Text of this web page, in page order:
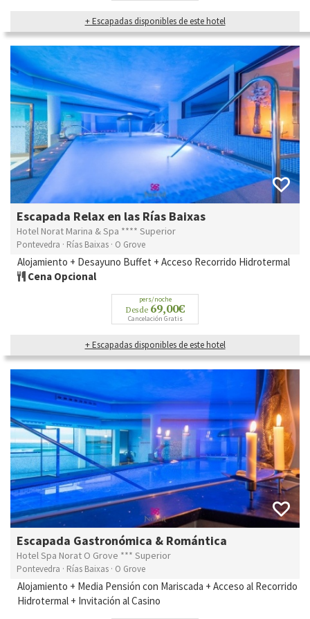
+ Escapadas disponibles de este hotel
Escapada Relax en las Rías Baixas
Hotel Norat Marina & Spa **** Superior
Pontevedra · Rías Baixas · O Grove
Alojamiento + Desayuno Buffet + Acceso Recorrido Hidrotermal
Cena Opcional
pers/noche
Desde 69,00€
Cancelación Gratis
+ Escapadas disponibles de este hotel
Escapada Gastronómica & Romántica
Hotel Spa Norat O Grove *** Superior
Pontevedra · Rías Baixas · O Grove
Alojamiento + Media Pensión con Mariscada + Acceso al Recorrido
Hidrotermal + Invitación al Casino